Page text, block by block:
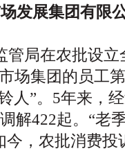
展集团有限
局在农批设立
场集团的员工
人”。5年来，
解422起。“老
，农批消费投